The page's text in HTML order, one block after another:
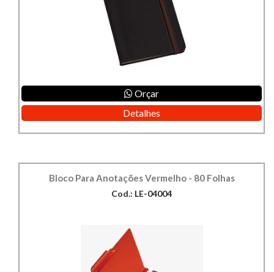
Orçar
Detalhes
Bloco Para Anotações Vermelho - 80 Folhas
Cod.: LE-04004